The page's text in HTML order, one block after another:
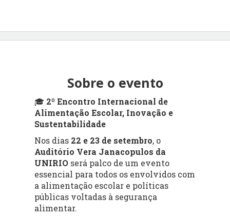
Sobre o evento
🎓 2º Encontro Internacional de
Alimentação Escolar, Inovação e
Sustentabilidade
Nos dias 22 e 23 de setembro, o
Auditório Vera Janacopulos da
UNIRIO será palco de um evento
essencial para todos os envolvidos com
a alimentação escolar e políticas
públicas voltadas à segurança
alimentar.